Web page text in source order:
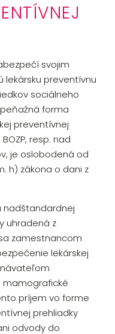
svojim
preventívnu
sociálneho
forma
preventívnej
resp. nad
je oslobodená od
h) zákona o dani z
nadštandardnej
uhradená z
zamestnancom
lekárskej
príjem vo forme
prehliadky
odvody do